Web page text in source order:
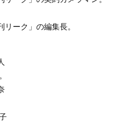
ーク」の編集長。